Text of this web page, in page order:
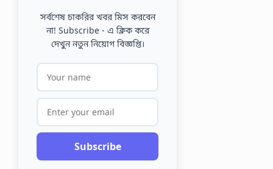
সর্বশেষ চাকরির খবর মিস করবেন
না! Subscribe - এ ক্লিক করে
দেখুন নতুন নিয়োগ বিজ্ঞপ্তি।
Subscribe